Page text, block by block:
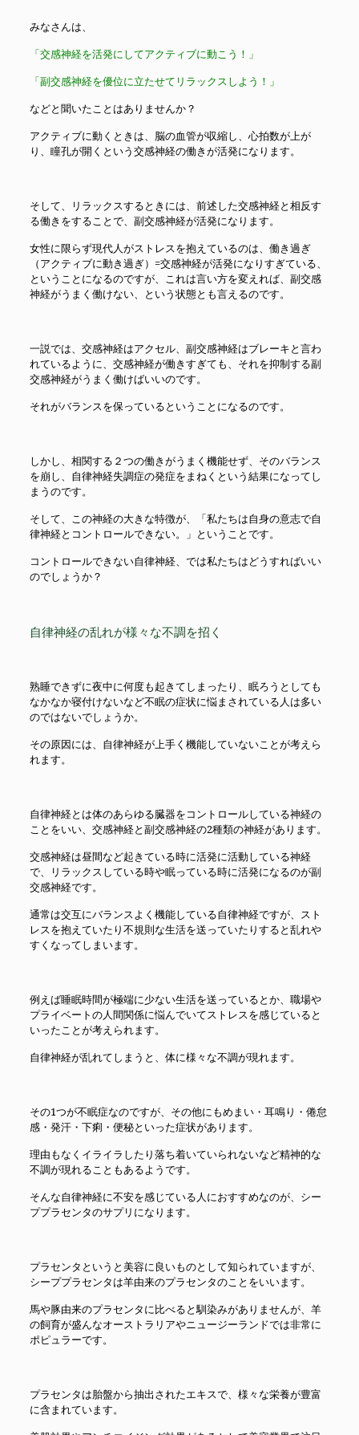
みなさんは、
「交感神経を活発にしてアクティブに動こう！」
「副交感神経を優位に立たせてリラックスしよう！」
などと聞いたことはありませんか？
アクティブに動くときは、脳の血管が収縮し、心拍数が上が
り、瞳孔が開くという交感神経の働きが活発になります。
そして、リラックスするときには、前述した交感神経と相反す
る働きをすることで、副交感神経が活発になります。
女性に限らず現代人がストレスを抱えているのは、働き過ぎ
（アクティブに動き過ぎ）=交感神経が活発になりすぎている、
ということになるのですが、これは言い方を変えれば、副交感
神経がうまく働けない、という状態とも言えるのです。
一説では、交感神経はアクセル、副交感神経はブレーキと言わ
れているように、交感神経が働きすぎても、それを抑制する副
交感神経がうまく働けばいいのです。
それがバランスを保っているということになるのです。
しかし、相関する２つの働きがうまく機能せず、そのバランス
を崩し、自律神経失調症の発症をまねくという結果になってし
まうのです。
そして、この神経の大きな特徴が、「私たちは自身の意志で自
律神経とコントロールできない。」ということです。
コントロールできない自律神経、では私たちはどうすればいい
のでしょうか？
自律神経の乱れが様々な不調を招く
熟睡できずに夜中に何度も起きてしまったり、眠ろうとしても
なかなか寝付けないなど不眠の症状に悩まされている人は多い
のではないでしょうか。
その原因には、自律神経が上手く機能していないことが考えら
れます。
自律神経とは体のあらゆる臓器をコントロールしている神経の
ことをいい、交感神経と副交感神経の2種類の神経があります。
交感神経は昼間など起きている時に活発に活動している神経
で、リラックスしている時や眠っている時に活発になるのが副
交感神経です。
通常は交互にバランスよく機能している自律神経ですが、スト
レスを抱えていたり不規則な生活を送っていたりすると乱れや
すくなってしまいます。
例えば睡眠時間が極端に少ない生活を送っているとか、職場や
プライベートの人間関係に悩んでいてストレスを感じていると
いったことが考えられます。
自律神経が乱れてしまうと、体に様々な不調が現れます。
その1つが不眠症なのですが、その他にもめまい・耳鳴り・倦怠
感・発汗・下痢・便秘といった症状があります。
理由もなくイライラしたり落ち着いていられないなど精神的な
不調が現れることもあるようです。
そんな自律神経に不安を感じている人におすすめなのが、シー
ププラセンタのサプリになります。
プラセンタというと美容に良いものとして知られていますが、
シーププラセンタは羊由来のプラセンタのことをいいます。
馬や豚由来のプラセンタに比べると馴染みがありませんが、羊
の飼育が盛んなオーストラリアやニュージーランドでは非常に
ポピュラーです。
プラセンタは胎盤から抽出されたエキスで、様々な栄養が豊富
に含まれています。